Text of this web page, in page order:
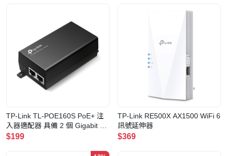
TP-Link TL-POE160S PoE+ 注
入器適配器 具備 2 個 Gigabit 連
接埠（30W）
$199
TP-Link RE500X AX1500 WiFi 6
訊號延伸器
$369